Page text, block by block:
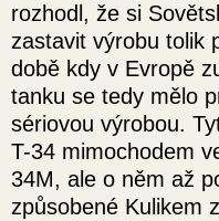
rozhodl, že si
zastavit výrobu tolik
době kdy v Evropě
tanku se tedy mělo
sériovou výrobou.
T-34 mimochodem
34M, ale o něm až
způsobené Kulikem